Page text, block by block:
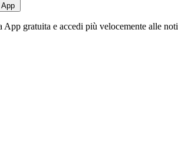
App gratuita e accedi più velocemente alle